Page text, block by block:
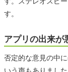
す。
アプリの出来が
否定的な意見の中
いう声もありまし